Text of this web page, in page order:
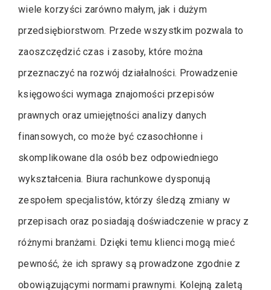
wiele korzyści zarówno małym, jak i dużym
przedsiębiorstwom. Przede wszystkim pozwala to
zaoszczędzić czas i zasoby, które można
przeznaczyć na rozwój działalności. Prowadzenie
księgowości wymaga znajomości przepisów
prawnych oraz umiejętności analizy danych
finansowych, co może być czasochłonne i
skomplikowane dla osób bez odpowiedniego
wykształcenia. Biura rachunkowe dysponują
zespołem specjalistów, którzy śledzą zmiany w
przepisach oraz posiadają doświadczenie w pracy z
różnymi branżami. Dzięki temu klienci mogą mieć
pewność, że ich sprawy są prowadzone zgodnie z
obowiązującymi normami prawnymi. Kolejną zaletą